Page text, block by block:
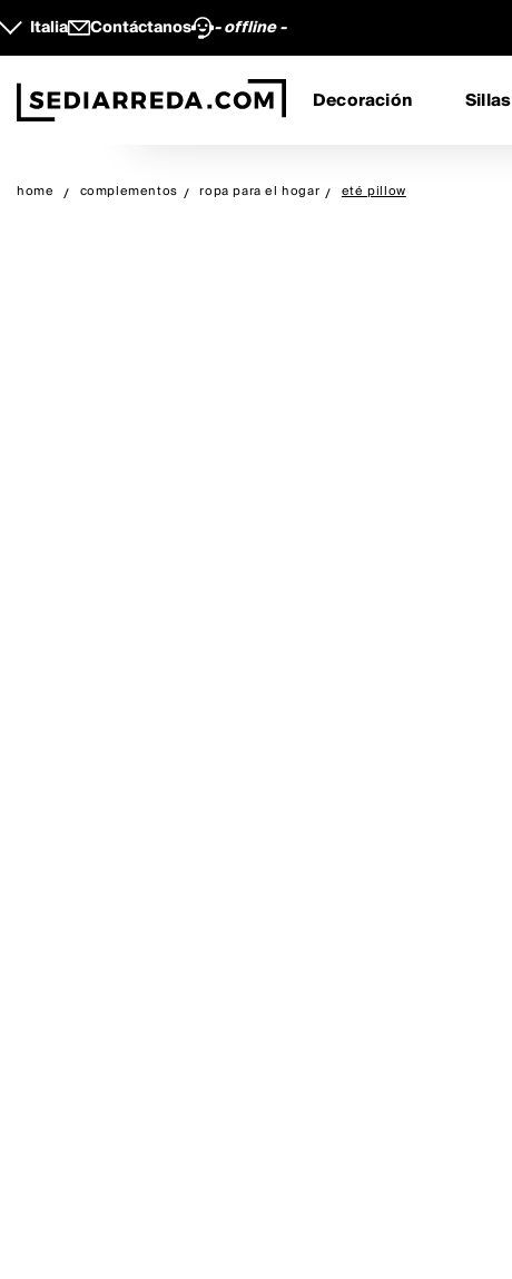
Italia Contáctanos - offline -
Decoración Sillas
home complementos ropa para el hogar eté pillow